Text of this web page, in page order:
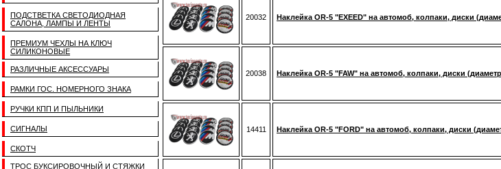
ПОДСТВЕТКА СВЕТОДИОДНАЯ
САЛОНА, ЛАМПЫ И ЛЕНТЫ
ПРЕМИУМ ЧЕХЛЫ НА КЛЮЧ
СИЛИКОНОВЫЕ
РАЗЛИЧНЫЕ АКСЕССУАРЫ
РАМКИ ГОС. НОМЕРНОГО ЗНАКА
РУЧКИ КПП И ПЫЛЬНИКИ
СИГНАЛЫ
СКОТЧ
ТРОС БУКСИРОВОЧНЫЙ И СТЯЖКИ
20032 Наклейка OR-5 "EXEED" на автомоб, колпаки, диски
20038 Наклейка OR-5 "FAW" на автомоб, колпаки, диски
14411 Наклейка OR-5 "FORD" на автомоб, колпаки, диски